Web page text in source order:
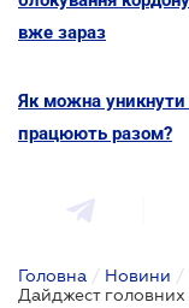
вже зараз
Як можна уникнути
працюють разом?
Головна / Новини /